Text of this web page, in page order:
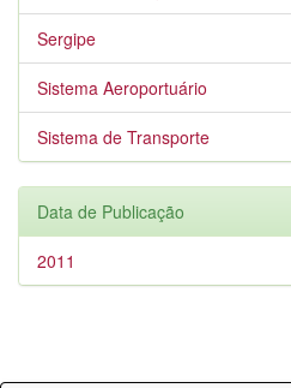
Sergipe
Sistema Aeroportuário
Sistema de Transporte
Data de Publicação
2011